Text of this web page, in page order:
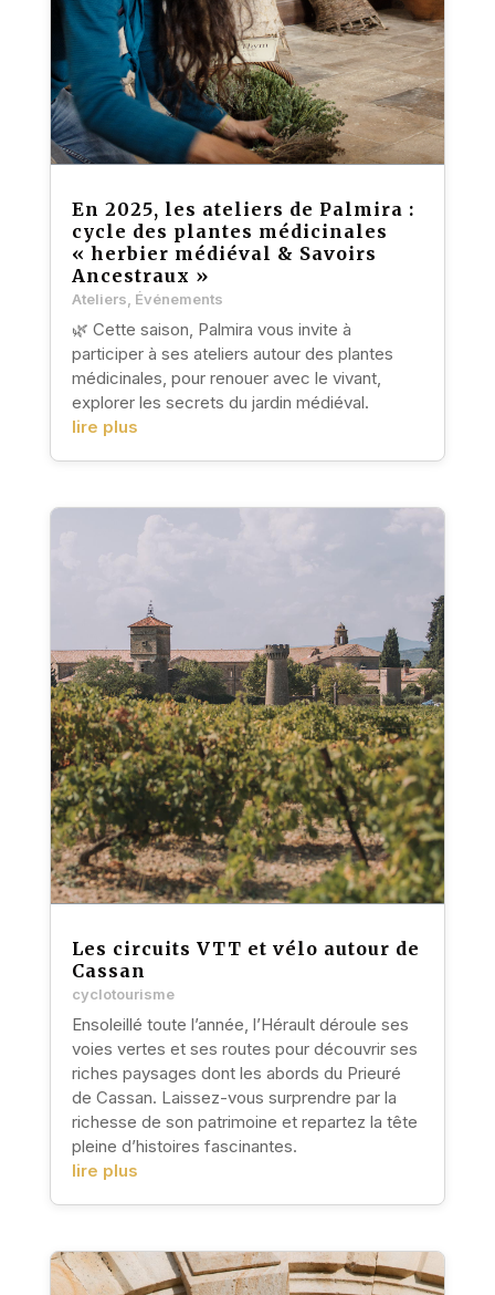
En 2025, les ateliers de Palmira :
cycle des plantes médicinales
« herbier médiéval & Savoirs
Ancestraux »
Ateliers Événements
🌿 Cette saison, Palmira vous invite à
participer à ses ateliers autour des plantes
médicinales, pour renouer avec le vivant,
explorer les secrets du jardin médiéval.
lire plus
Les circuits VTT et vélo autour de
Cassan
cyclotourisme
Ensoleillé toute l’année, l’Hérault déroule ses
voies vertes et ses routes pour découvrir ses
riches paysages dont les abords du Prieuré
de Cassan. Laissez-vous surprendre par la
richesse de son patrimoine et repartez la tête
pleine d’histoires fascinantes.
lire plus